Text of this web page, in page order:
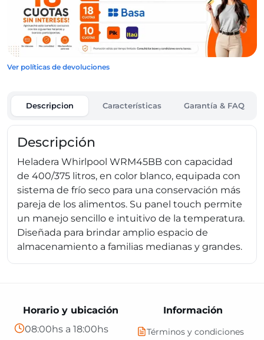
Ver políticas de devoluciones
Descripcion Características Garantía & FAQ
Descripción
Heladera Whirlpool WRM45BB con capacidad
de 400/375 litros, en color blanco, equipada con
sistema de frío seco para una conservación más
pareja de los alimentos. Su panel touch permite
un manejo sencillo e intuitivo de la temperatura.
Diseñada para brindar amplio espacio de
almacenamiento a familias medianas y grandes.
Información
Términos y condiciones
Horario y ubicación
08:00hs a 18:00hs